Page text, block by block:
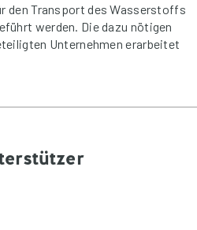
den Transport des Wasserstoffs
werden. Die dazu nötigen
Unternehmen erarbeitet